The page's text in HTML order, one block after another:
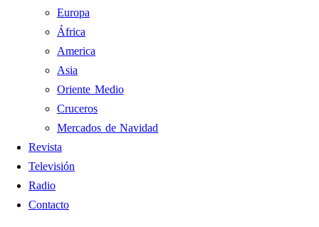
Europa
África
America
Asia
Oriente Medio
Cruceros
Mercados de Navidad
Revista
Televisión
Radio
Contacto